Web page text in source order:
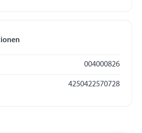
004000826
4250422570728